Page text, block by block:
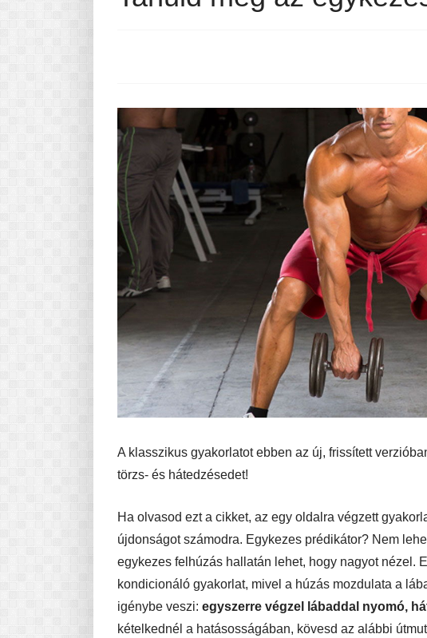
Pasta-túra - avagy A TÉSZTA TÖRTÉNETE
A klasszikus gyakorlatot ebben az új, frissített
törzs- és hátedzésedet!
Ha olvasod ezt a cikket, az egy oldalra végzett
újdonságot számodra. Egykezes prédikátor? Nem
egykezes felhúzás hallatán lehet, hogy nagyot nézel.
kondicionáló gyakorlat, mivel a húzás mozdulata a
igénybe veszi: egyszerre végzel lábaddal nyomó,
kételkednél a hatásosságában, kövesd az alábbi